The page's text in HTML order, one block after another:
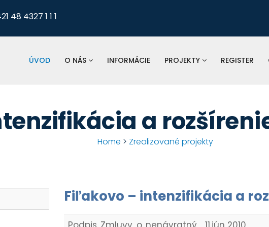
48 4327 1 1 1
Pre
vodomerov,
spoločnosť:
ÚVOD O NÁS INFORMÁCIE PROJEKTY REGISTER
a
Home > Zrealizované projekty
Fiľakovo – intenzifikácia a